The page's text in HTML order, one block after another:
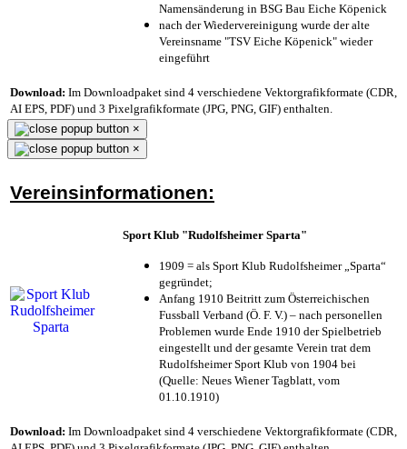
Namensänderung in BSG Bau Eiche Köpenick
nach der Wiedervereinigung wurde der alte
Vereinsname "TSV Eiche Köpenick" wieder
eingeführt
Download: Im Downloadpaket sind 4 verschiedene Vektorgrafikformate (CDR,
AI EPS, PDF) und 3 Pixelgrafikformate (JPG, PNG, GIF) enthalten.
×
×
Vereinsinformationen:
Sport Klub "Rudolfsheimer Sparta"
1909 = als Sport Klub Rudolfsheimer „Sparta“
gegründet;
Anfang 1910 Beitritt zum Österreichischen
Fussball Verband (Ö. F. V.) – nach personellen
Problemen wurde Ende 1910 der Spielbetrieb
eingestellt und der gesamte Verein trat dem
Rudolfsheimer Sport Klub von 1904 bei
(Quelle: Neues Wiener Tagblatt, vom
01.10.1910)
Download: Im Downloadpaket sind 4 verschiedene Vektorgrafikformate (CDR,